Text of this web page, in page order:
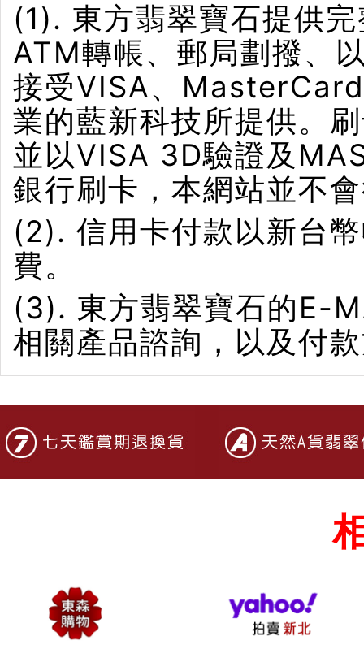
(1). 東方翡翠寶石提供
ATM轉帳、郵局劃撥、
接受VISA、
業的藍新科技所提供。
並以VISA 3D驗證及
銀行刷卡，本網站並不
(2). 信用卡付款以新台
費。
(3). 東方翡翠寶石的E-
相關產品諮詢，以及付